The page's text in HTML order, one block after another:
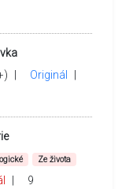
Originál
Ze života
9